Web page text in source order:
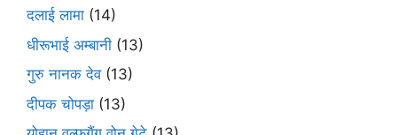
दलाई लामा (14)
धीरूभाई अम्बानी (13)
गुरु नानक देव(13)
दीपक चोपड़ा (13)